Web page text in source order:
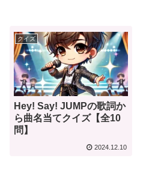
クイズ
Hey! Say! JUMPの歌詞か
ら曲名当てクイズ【全10
問】
2024.12.10